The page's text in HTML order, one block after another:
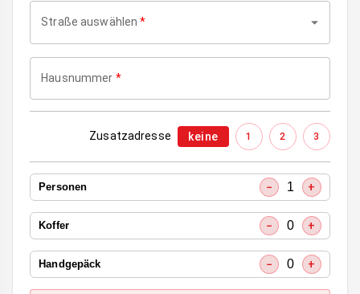
Straße auswählen *
Hausnummer *
Zusatzadresse keine 1 2 3
Personen − 1 +
Koffer − 0 +
Handgepäck − 0 +